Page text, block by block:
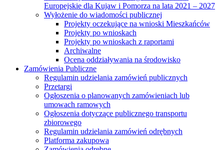
Europejskie dla Kujaw i Pomorza na lata 2021 – 2027
Wyłożenie do wiadomości publicznej
Projekty oczekujące na wnioski Mieszkańców
Projekty po wnioskach
Projekty po wnioskach z raportami
Archiwalne
Ocena oddziaływania na środowisko
Zamówienia Publiczne
Regulamin udzielania zamówień publicznych
Przetargi
Ogłoszenia o planowanych zamówieniach lub
umowach ramowych
Ogłoszenia dotyczące publicznego transportu
zbiorowego
Regulamin udzielania zamówień odrębnych
Platforma zakupowa